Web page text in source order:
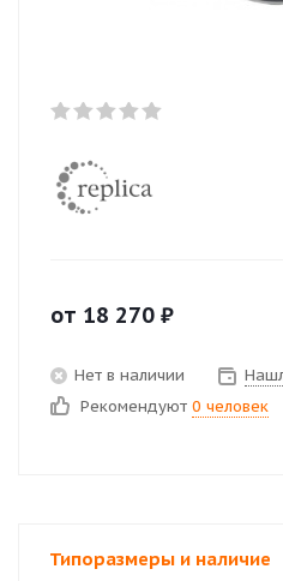
от 18 270 ₽
Нет в наличии
Рекомендуют 0 человек
Типоразмеры и наличие